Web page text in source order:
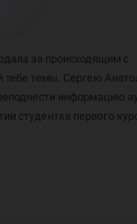
за происходящим с
тебе темы. Сергею
информацию
студентка первого